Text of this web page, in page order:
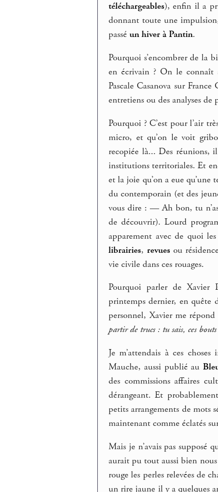
téléchargeables), enfin il a
donnant toute une impulsion,
passéun hiver à Pantin.
Pourquoi s’encombrer de la
en écrivain ? On le connaît
Pascale Casanova sur
entretiens ou des analyses de
Pourquoi ? C’est pour l’air
micro, et qu’on le voit
recopiée là... Des réunions,
institutions territoriales. Et
et la joie qu’on a eue
du contemporain (et des
vous dire : — Ah bon, tu
de découvrir). Lourd
apparement avec de quoi
librairies, revues ou
vie civile dans ces rouages.
Pourquoi parler de Xavier
printemps dernier, en quête
personnel, Xavier me
partir de trucs : tu sais, ces
Je m’attendais à ces
Mauche, aussi publié au
des commissions affaires
dérangeant. Et
petits arrangements de mots
maintenant comme éclatés
Mais je n’avais pas supposé
aurait pu tout aussi bien
rouge les perles relevées de
un rire jaune il y a quelques